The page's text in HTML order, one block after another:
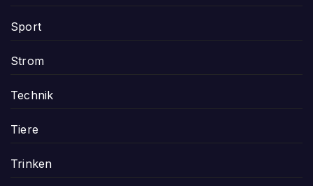
Sport
Strom
Technik
Tiere
Trinken